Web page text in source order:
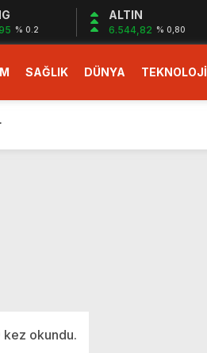
% 0.2
ALTIN
6.544,82 % 0,80
SAĞLIK DÜNYA TEKNOLOJİ
kez okundu.